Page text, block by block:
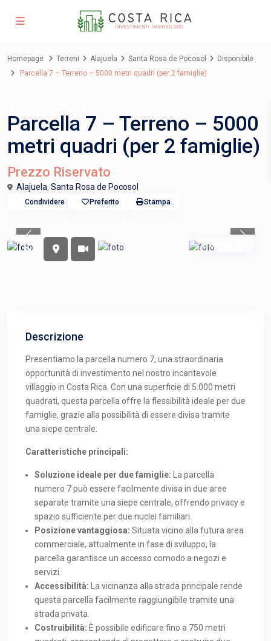
Homepage Terreni Alajuela Santa Rosa de Pocosol
Disponibile
Parcella 7 – Terreno – 5000 metri quadri (per 2 famiglie)
Parcella 7 – Terreno – 5000
metri quadri (per 2 famiglie)
Prezzo Riservato
Alajuela, Santa Rosa de Pocosol
Condividere Preferito Stampa
Disponibile
Previous
Descrizione
Presentiamo la parcella numero 7, una straordinaria
opportunità di investimento nel nostro incantevole
villaggio in Costa Rica. Con una superficie di 5.000 metri
quadrati, questa parcella offre la flessibilità ideale per due
famiglie, grazie alla possibilità di essere divisa tramite
una siepe centrale.
Caratteristiche principali:
Soluzione ideale per due famiglie: La parcella
numero 7 può essere facilmente divisa in due aree
separate tramite una siepe centrale, offrendo privacy e
spazio sufficiente per due nuclei familiari.
Posizione vantaggiosa: Situata vicino alla futura area
commerciale, attualmente in fase di sviluppo, la
parcella garantisce un accesso comodo a negozi e
servizi.
Accessibilità: La vicinanza alla strada principale rende
questa parcella facilmente raggiungibile tramite una
strada privata.
Costruibilità: È possibile edificare fino a 750 metri